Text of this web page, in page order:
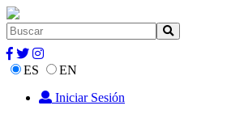
ES
EN
Iniciar Sesión